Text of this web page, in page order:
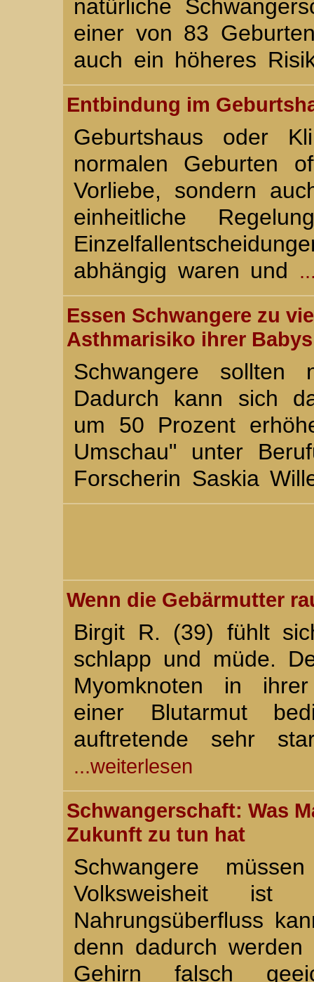
natürliche
einer von 83
auch ein höheres
Entbindung im
Geburtshaus oder
normalen Geburten
Vorliebe, sondern
einheitliche
abhängig waren und
Essen Schwangere zu
Asthmarisiko ihrer Babys
Schwangere sollten
Dadurch kann sich
um 50 Prozent
Umschau" unter
Forscherin Saskia
Wenn die Gebärmutter
Birgit R. (39) fühlt
schlapp und müde.
Myomknoten in
einer Blutarmut
auftretende sehr
...weiterlesen
Schwangerschaft: Was
Zukunft zu tun hat
Schwangere
Volksweisheit ist
Nahrungsüberfluss
denn dadurch werden
Gehirn falsch